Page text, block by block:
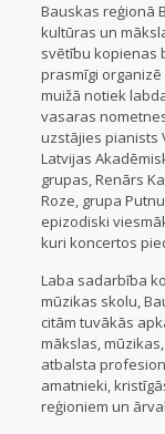
Bauskas reģionā
kultūras un
svētību kopienas
prasmīgi
muižā notiek
vasaras
uzstājies pianists
Latvijas
grupas, Renārs
Roze, grupa
epizodiski
kuri koncertos
Laba sadarbība
mūzikas skolu,
citām tuvākās
mākslas,
atbalsta
amatnieki,
reģioniem un